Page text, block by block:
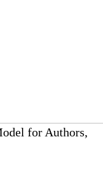
for Authors,